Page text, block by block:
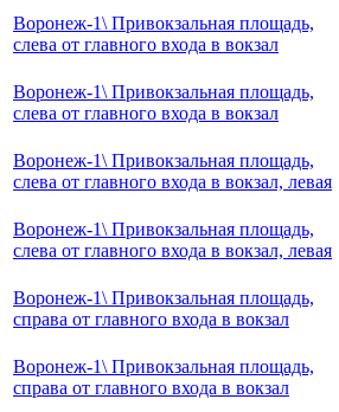
Воронеж-1\ Привокзальная площадь,
слева от главного входа в вокзал
Воронеж-1\ Привокзальная площадь,
слева от главного входа в вокзал
Воронеж-1\ Привокзальная площадь,
слева от главного входа в вокзал, левая
Воронеж-1\ Привокзальная площадь,
слева от главного входа в вокзал, левая
Воронеж-1\ Привокзальная площадь,
справа от главного входа в вокзал
Воронеж-1\ Привокзальная площадь,
справа от главного входа в вокзал